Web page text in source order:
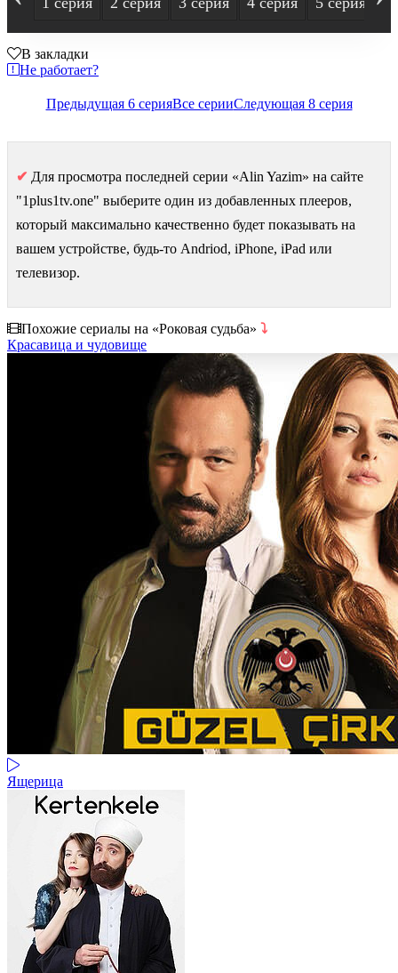
В закладки
Не работает?
Предыдущая 6 серияВсе серииСледующая 8 серия
✔ Для просмотра последней серии «Alin Yazim» на сайте
"1plus1tv.one" выберите один из добавленных плееров,
который максимально качественно будет показывать на
вашем устройстве, будь-то Andriod, iPhone, iPad или
телевизор.
Похожие сериалы на «Роковая судьба» ⤵
Красавица и чудовище
Ящерица